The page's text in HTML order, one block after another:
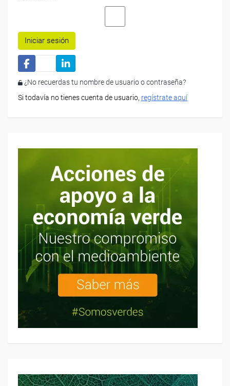
Iniciar sesión
¿No recuerdas tu nombre de usuario o contraseña?
Si todavía no tienes cuenta de usuario, regístrate aquí